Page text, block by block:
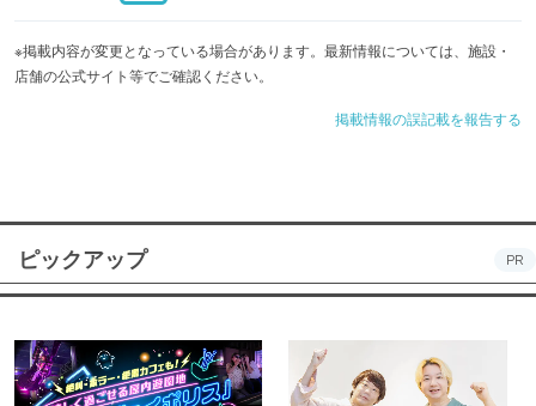
※掲載内容が変更となっている場合があります。最新情報については、施設・
店舗の公式サイト等でご確認ください。
掲載情報の誤記載を報告する
ピックアップ PR